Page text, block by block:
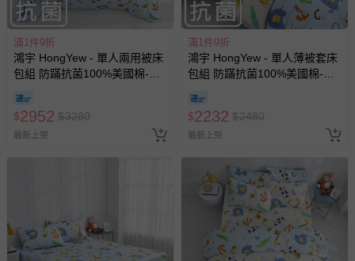
滿1件9折
鴻宇 HongYew - 單人兩用被床
包組 防蹣抗菌100%美國棉-動
$2952 $3280
最新上架
滿1件9折
鴻宇 HongYew - 單人薄被套床
包組 防蹣抗菌100%美國棉-動
$2232 $2480
最新上架